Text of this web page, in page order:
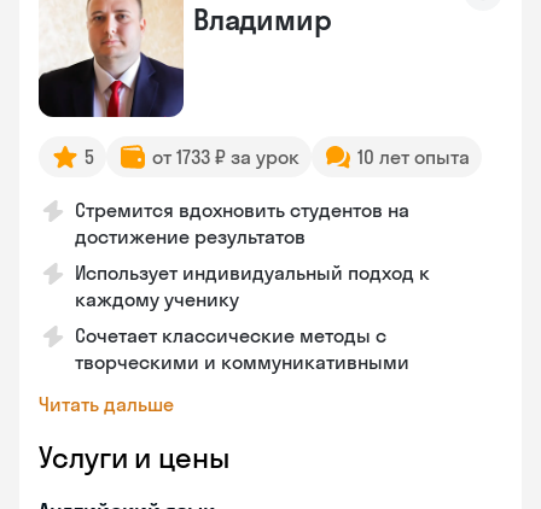
Владимир
5 от 1733 ₽ за урок 10 лет опыта
Стремится вдохновить студентов на
достижение результатов
Использует индивидуальный подход к
каждому ученику
Сочетает классические методы с
творческими и коммуникативными
Читать дальше
Услуги и цены